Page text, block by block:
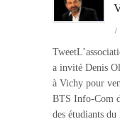
a invité Denis
à Vichy pour
BTS Info-Com
des étudiants